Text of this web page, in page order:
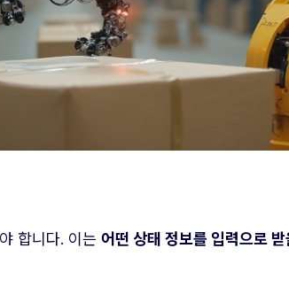
합니다. 이는 어떤 상태 정보를 입력으로